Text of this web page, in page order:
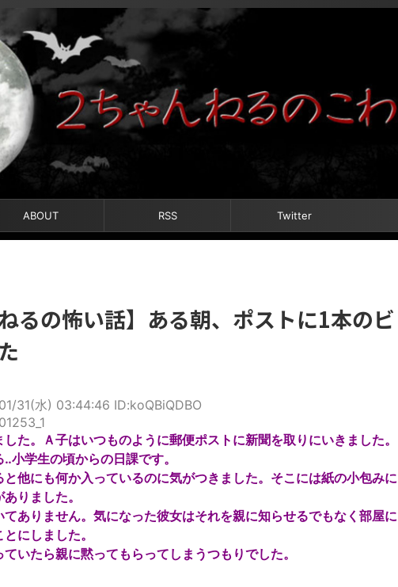
ABOUT RSS Twitter
ねるの怖い話】ある朝、ポストに1本のビ
31(水) 03:44:46 ID:koQBiQDBO
た。Ａ子はいつものように郵便ポストに新聞を取りにいきました。
小学生の頃からの日課です。
他にも何か入っているのに気がつきました。そこには紙の小包みに
りました。
ありません。気になった彼女はそれを親に知らせるでもなく部屋に
にしました。
いたら親に黙ってもらってしまうつもりでした。